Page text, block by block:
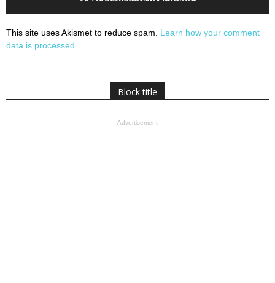
This site uses Akismet to reduce spam. Learn how your comment
data is processed.
Block title
- Advertisement -